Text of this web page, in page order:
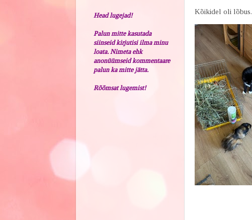
Kõikidel oli lõbus.
Head lugejad!
Palun mitte kasutada
siinseid kirjutisi ilma minu
loata. Nimeta ehk
anonüümseid kommentaare
palun ka mitte jätta.
Rõõmsat lugemist!